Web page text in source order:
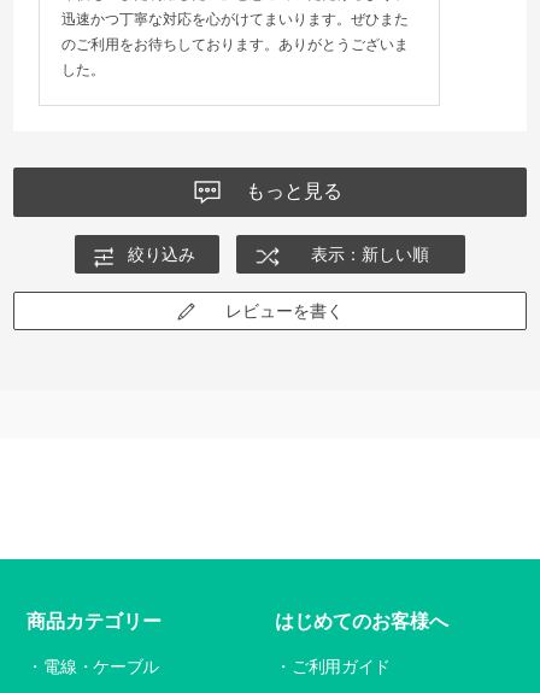
迅速かつ丁寧な対応を心がけてまいります。ぜひまた
のご利用をお待ちしております。ありがとうございま
した。
もっと見る
絞り込み 表示：新しい順
レビューを書く
商品カテゴリー
電線・ケーブル
はじめてのお客様へ
ご利用ガイド